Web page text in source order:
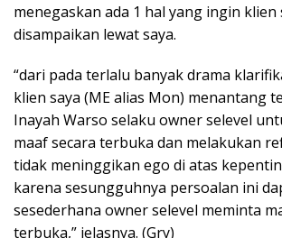
menegaskan ada 1 hal yang ingin
disampaikan lewat saya.
“dari pada terlalu banyak drama
klien saya (ME alias Mon) menantang
Inayah Warso selaku owner selevel
maaf secara terbuka dan melakukan
tidak meninggikan ego di atas
karena sesungguhnya persoalan ini
sesederhana owner selevel meminta
terbuka,” jelasnya. (Gry)